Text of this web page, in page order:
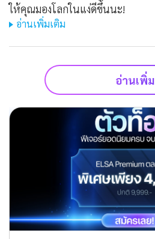
ให้คุณมองโลกในแง่ดีขึ้นนะ!
อ่านเพิ่มเติม
อ่านเพิ่ม